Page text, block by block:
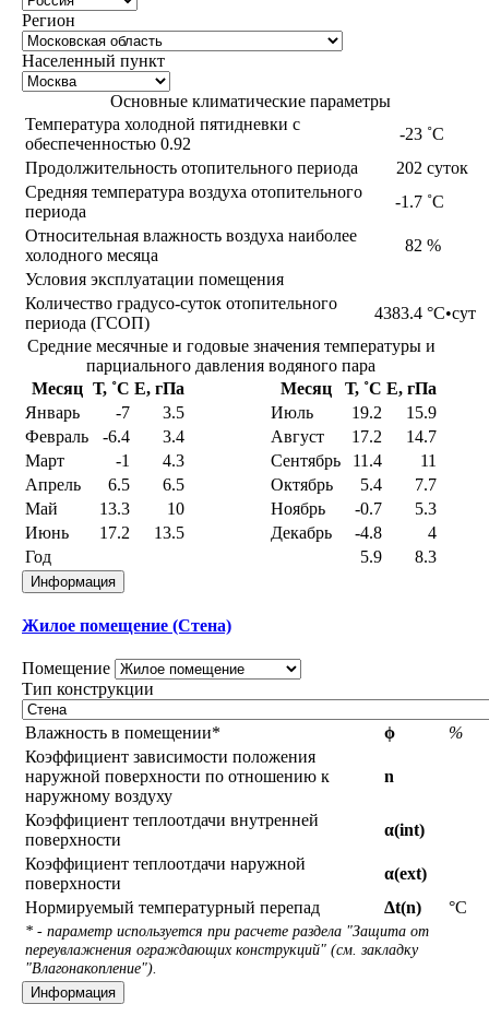
Регион
Населенный пункт
Основные климатические параметры
Температура холодной пятидневки с
обеспеченностью 0.92
-23 ˚С
Продолжительность отопительного периода
202 суток
Средняя температура воздуха отопительного
периода
-1.7 ˚С
Относительная влажность воздуха наиболее
холодного месяца
82 %
Условия эксплуатации помещения
Количество градусо-суток отопительного
периода (ГСОП)
4383.4 °С•сут
Средние месячные и годовые значения температуры и
парциального давления водяного пара
Месяц Т, ˚С E, гПа Месяц Т, ˚С E, гПа
Январь
-7 3.5 Июль 19.2
15.9
Февраль
-6.4 3.4 Август 17.2
14.7
Март
-1 4.3 Сентябрь 11.4
11
Апрель
6.5 6.5 Октябрь 5.4
7.7
Май
13.3 10 Ноябрь -0.7
5.3
Июнь
17.2 13.5 Декабрь -4.8
4
Год
5.9 8.3
Информация
Жилое помещение (Стена)
Помещение
Тип конструкции
Влажность в помещении* ϕ
%
Коэффициент зависимости положения
наружной поверхности по отношению к
наружному воздуху
n
Коэффициент теплоотдачи внутренней
поверхности
α(int)
Коэффициент теплоотдачи наружной
поверхности
α(ext)
Нормируемый температурный перепад
Δt(n) °С
* - параметр используется при расчете раздела "Защита от
переувлажнения ограждающих конструкций" (см. закладку
"Влагонакопление").
Информация